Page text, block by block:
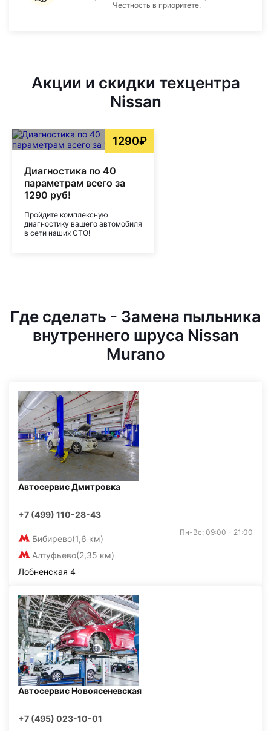
Честность в приоритете.
Акции и скидки техцентра
Nissan
1290₽
Диагностика по 40
параметрам всего за
1290 руб!
Пройдите комплексную
диагностику вашего автомобиля
в сети наших СТО!
Где сделать - Замена пыльника
внутреннего шруса Nissan
Murano
Автосервис Дмитровка
+7 (499) 110-28-43
Бибирево(1,6 км)
Алтуфьево(2,35 км)
Пн-Вс: 09:00 - 21:00
Лобненская 4
Автосервис Новоясеневская
+7 (495) 023-10-01